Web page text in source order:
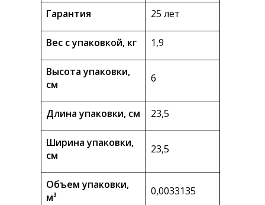
Гарантия 25 лет
Вес с упаковкой, кг 1,9
Высота упаковки,
см
6
Длина упаковки, см 23,5
Ширина упаковки,
см
23,5
Объем упаковки,
м³
0,0033135